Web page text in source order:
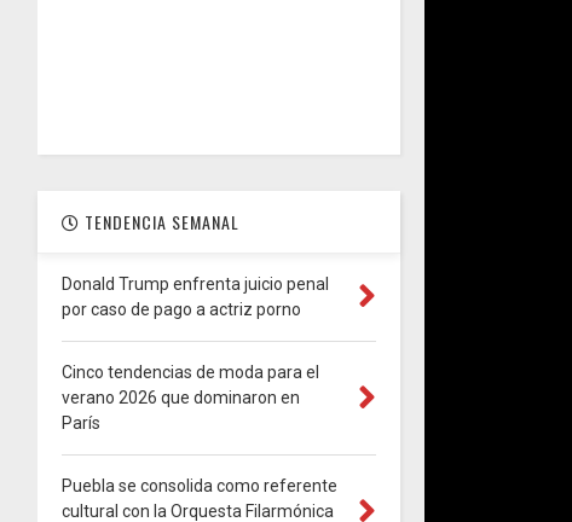
TENDENCIA SEMANAL
Donald Trump enfrenta juicio penal
por caso de pago a actriz porno
Cinco tendencias de moda para el
verano 2026 que dominaron en
París
Puebla se consolida como referente
cultural con la Orquesta Filarmónica